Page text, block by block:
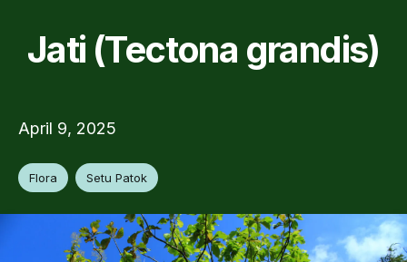
Jati (Tectona grandis)
April 9, 2025
Flora Setu Patok